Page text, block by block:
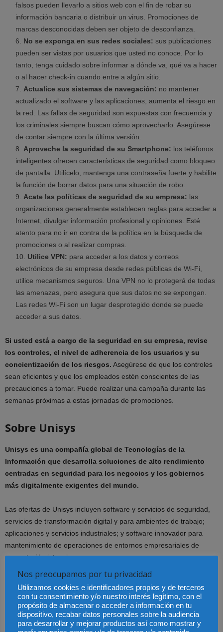
falsos pueden llevarlo a sitios web con el fin de robar su
información bancaria o distribuir un virus. Promociones de
marcas desconocidas deben ser objeto de desconfianza.
No se exponga en sus redes sociales: sus publicaciones
pueden ser vistas por usuarios que usted no conoce. Por lo
tanto, tenga cuidado sobre informar a dónde va, qué va a hacer
o al hacer check-in cuando entre a algún sitio.
Actualice sus sistemas de navegación: no mantener
actualizado el software y las aplicaciones, aumenta el riesgo en
la red. Las fallas de seguridad son expuestas con frecuencia y
los criminales siempre buscan cómo aprovecharlo. Asegúrese
de contar siempre con la última versión.
Aproveche la seguridad de su Smartphone: los teléfonos
inteligentes ofrecen características de seguridad como bloqueo
de pantalla. Utilícelo, mantenga una contraseña fuerte y habilite
la función de borrar datos para una situación de robo.
Acate las políticas de seguridad de su empresa: las
organizaciones generalmente establecen reglas para acceder a
Internet, divulgar información profesional y opiniones. Esté
atento para no ir en contra de la política en la búsqueda de
promociones o al realizar compras.
Utilice VPN: para acceder a los datos y correos
electrónicos de su empresa desde redes públicas de Wi-Fi,
utilice mecanismos seguros. Una VPN no lo protegerá de todas
las amenazas, pero asegura que sus datos no se expongan.
Las redes Wi-Fi son un lugar desprotegido donde se puede
acceder a sus datos.
Si usted está a cargo de la seguridad en su empresa, revise
los controles, el nivel de adherencia de los usuarios y su
concientización de los riesgos. Asegúrese de que los controles
sean eficientes y que los empleados estén conscientes de las
precauciones a tomar. Puede realizar una campaña durante las
semanas próximas a estas jornadas de promociones.
Sobre Unisys
Unisys es una compañía global de Tecnologías de la
Información que desarrolla soluciones de alto rendimiento
centradas en seguridad para los negocios y los gobiernos
más digitalmente exigentes del mundo.
Las ofertas de Unisys incluyen software y servicios de seguridad,
servicios de transformación digital y para ambientes de trabajo;
aplicaciones y servicios industriales; y software innovador para
mantenimiento de operaciones de entornos empresariales de
computación intensiva.
Para obtener más información acerca de cómo Unisys genera los
mejores resultados con seguridad para clientes en los sectores de
Gobierno, Servicios Financieros y Mercados Comerciales, visite
www.unisys.com.
Nos preocupamos por tu privacidad
Utilizamos cookies e identificadores propios y de terceros
con tu consentimiento y/o nuestro interés legítimo, con el
propósito de almacenar o acceder a información en tu
dispositivo, recabar datos personales sobre la audiencia
para desarrollar y mejorar productos así como mostrar y